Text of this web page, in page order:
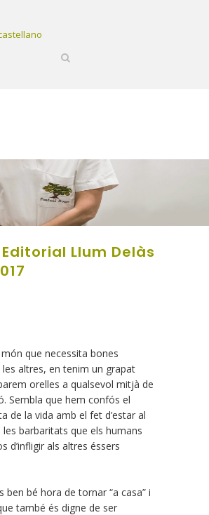
Editorial Llum Delàs
que necessita bones
altres, en tenim un grapat
orelles a qualsevol mitjà de
Sembla que hem confós el
de la vida amb el fet d’estar al
barbaritats que els humans
d’infligir als altres éssers
ben bé hora de tornar “a casa” i
també és digne de ser